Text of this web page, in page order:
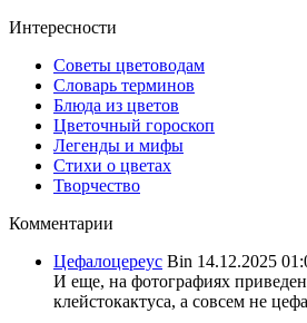
Интересности
Советы цветоводам
Словарь терминов
Блюда из цветов
Цветочный гороскоп
Легенды и мифы
Стихи о цветах
Творчество
Комментарии
Цефалоцереус Bin 14.12.2025
И еще, на фотографиях
клейстокактуса, а совсем не